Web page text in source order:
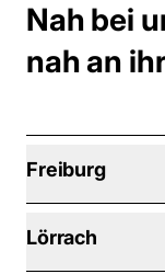
Nah bei
nah an
Freiburg
Lörrach